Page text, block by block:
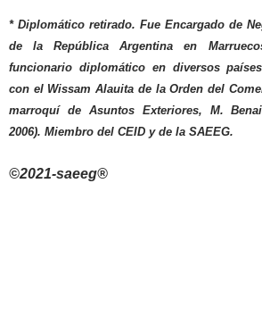
* Diplomático retirado. Fue Encargado de
de la República Argentina en
funcionario diplomático en diversos
con el Wissam Alauita de la Orden del
marroquí de Asuntos Exteriores, M.
2006). Miembro del CEID y de la SAEEG.
©2021-saeeg®